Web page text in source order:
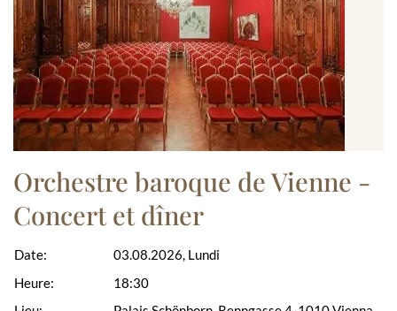
Orchestre baroque de Vienne -
Concert et dîner
Date:
Heure:
03.08.2026, Lundi
18:30